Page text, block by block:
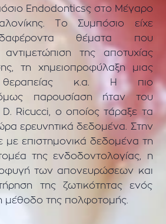
Endodonticsς στο Μέγαρο
Το Συμπόσιο είχε
θέματα που
της αποτυχίας
τη χημειοπροφύλαξη μιας
θεραπείας κ.α. Η πιο
παρουσίαση ήταν του
D. Ricucci, ο οποίος τάραξε τα
ερευνητικά δεδομένα. Στην
με επιστημονικά δεδομένα τη
της ενδοδοντολογίας, η
των απονευρώσεων και
της ζωτικότητας ενός
μέθοδο της πολφοτομής.